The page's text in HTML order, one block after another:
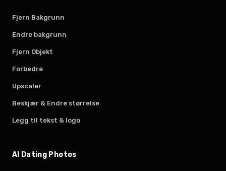
Fjern Bakgrunn
Endre bakgrunn
Fjern Objekt
Forbedre
Upscaler
Beskjær & Endre størrelse
Legg til tekst & logo
AI Dating Photos